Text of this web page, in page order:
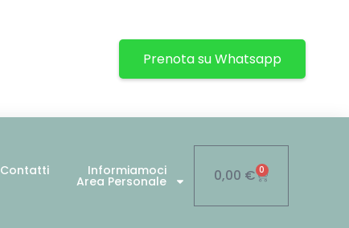
Prenota su Whatsapp
Contatti Informiamoci
Area Personale 0,00 € 0